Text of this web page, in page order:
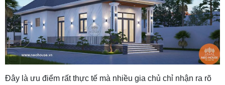
Đây là ưu điểm rất thực tế mà nhiều gia chủ chỉ nhận ra rõ